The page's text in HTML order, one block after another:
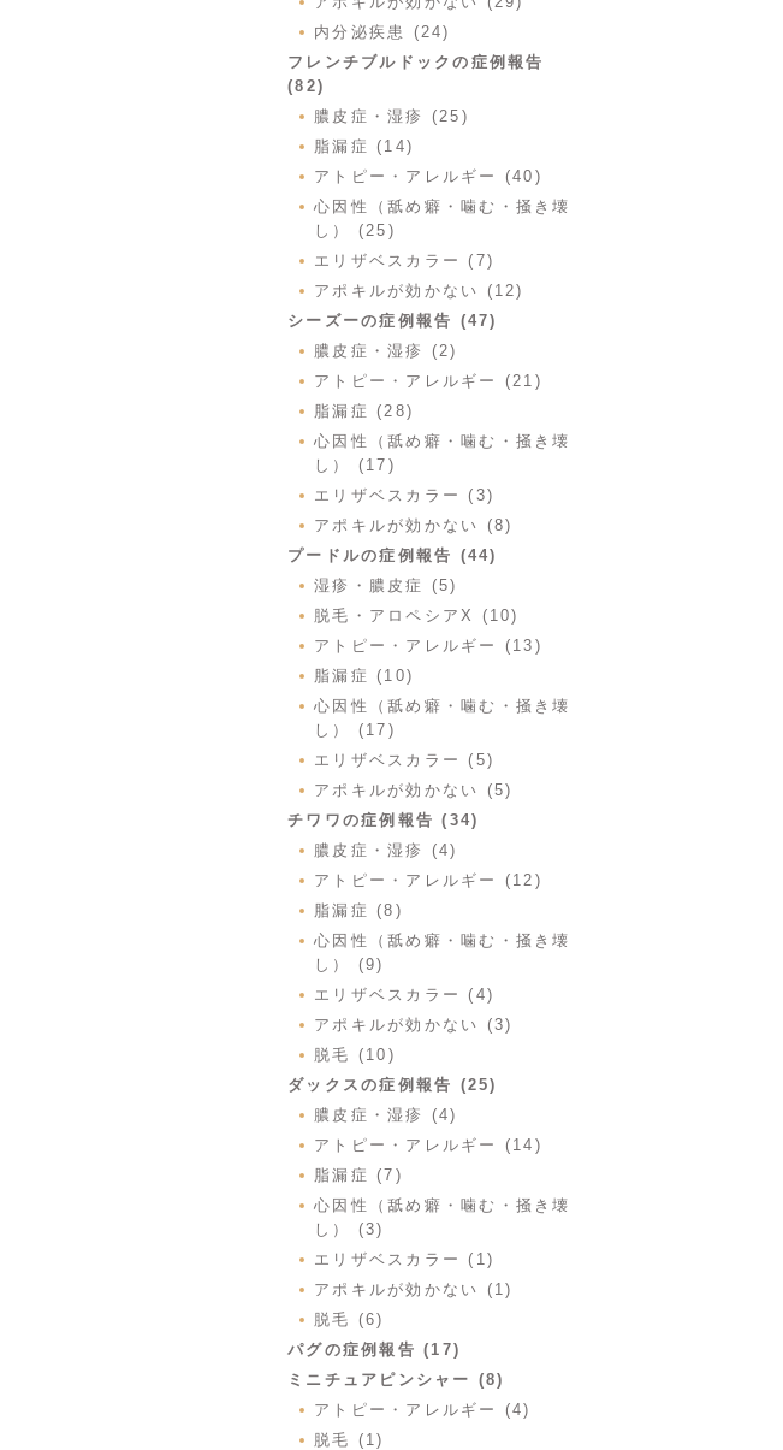
内分泌疾患 (24)
フレンチブルドックの症例報告
(82)
膿皮症・湿疹 (25)
脂漏症 (14)
アトピー・アレルギー (40)
心因性（舐め癖・噛む・掻き壊
し） (25)
エリザベスカラー (7)
アポキルが効かない (12)
シーズーの症例報告 (47)
膿皮症・湿疹 (2)
アトピー・アレルギー (21)
脂漏症 (28)
心因性（舐め癖・噛む・掻き壊
し） (17)
エリザベスカラー (3)
アポキルが効かない (8)
プードルの症例報告 (44)
湿疹・膿皮症 (5)
脱毛・アロペシアX (10)
アトピー・アレルギー (13)
脂漏症 (10)
心因性（舐め癖・噛む・掻き壊
し） (17)
エリザベスカラー (5)
アポキルが効かない (5)
チワワの症例報告 (34)
膿皮症・湿疹 (4)
アトピー・アレルギー (12)
脂漏症 (8)
心因性（舐め癖・噛む・掻き壊
し） (9)
エリザベスカラー (4)
アポキルが効かない (3)
脱毛 (10)
ダックスの症例報告 (25)
膿皮症・湿疹 (4)
アトピー・アレルギー (14)
脂漏症 (7)
心因性（舐め癖・噛む・掻き壊
し） (3)
エリザベスカラー (1)
アポキルが効かない (1)
脱毛 (6)
パグの症例報告 (17)
ミニチュアピンシャー (8)
アトピー・アレルギー (4)
脱毛 (1)